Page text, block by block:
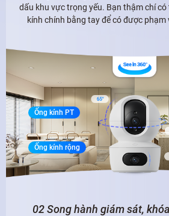
dấu khu vực trọng yếu. Bạn thậm chí
kính chính bằng tay để có được
Ống kính PT
Ống kính rộng
02 Song hành giám sát,